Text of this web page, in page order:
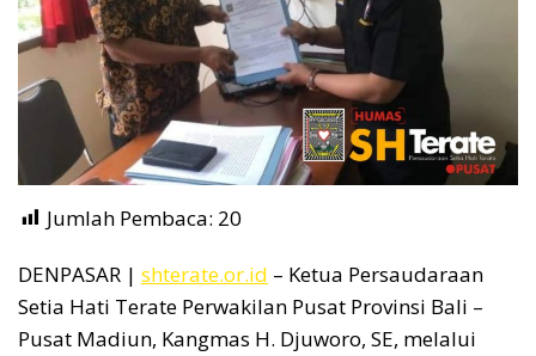
Jumlah Pembaca: 20
DENPASAR | shterate.or.id – Ketua Persaudaraan
Setia Hati Terate Perwakilan Pusat Provinsi Bali –
Pusat Madiun, Kangmas H. Djuworo, SE, melalui